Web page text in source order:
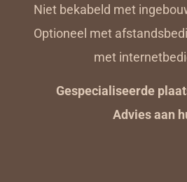
Niet bekabeld met
Optioneel met
met
Gespecialiseerde
Advies aan